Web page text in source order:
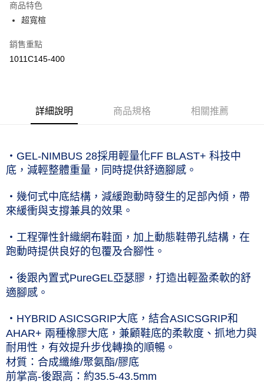
合作金庫商業銀行
華南商業銀行
國泰世華商業銀行
臺灣中小企業銀行
玉山商業銀行
星展（台灣）商業銀行
台新國際商業銀行
LINE Pay
運送方式
付款後全家取貨(僅限台灣本島，離島恕不配送) 預計5-7個工
付款後萊爾富取貨(僅限台灣本島，離島恕不配送) 預計5-7個
付款後7-11取貨(僅限台灣本島，離島恕不配送) 預計5-7個工
每筆NT$60，滿NT$1,000(含以上)免運費
每筆NT$120，滿NT$1,500(含以上)免運費
商品特色
超寬楦
銷售重點
1011C145-400
詳細說明 商品規格 相關推薦
‧GEL-NIMBUS 28採用輕量化FF BLAST+ 科技中
底，減輕整體重量，同時提供舒適腳感。
‧幾何式中底結構，減緩跑動時發生的足部內傾，帶
來緩衝與支撐兼具的效果。
‧工程彈性針織網布鞋面，加上動態鞋帶孔結構，在
跑動時提供良好的包覆及合腳性。
‧後跟內置式PureGEL亞瑟膠，打造出輕盈柔軟的舒
適腳感。
‧HYBRID ASICSGRIP大底，結合ASICSGRIP和
AHAR+ 兩種橡膠大底，兼顧鞋底的柔軟度、抓地力與
耐用性，有效提升步伐轉換的順暢。
材質：合成纖維/聚氨酯/膠底
前掌高-後跟高：約35.5-43.5mm